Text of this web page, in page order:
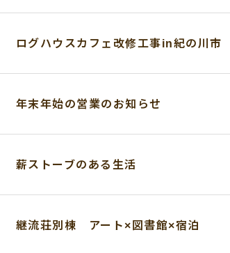
ログハウスカフェ改修工事in紀の川市
年末年始の営業のお知らせ
薪ストーブのある生活
継流荘別棟 アート×図書館×宿泊